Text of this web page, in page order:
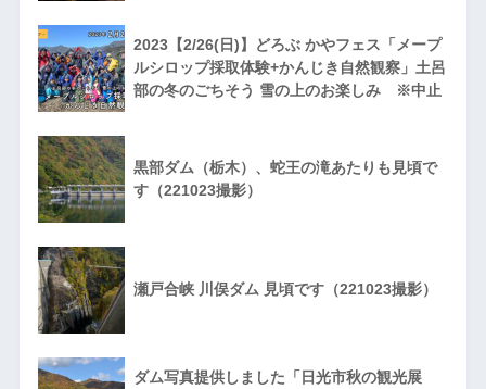
2023【2/26(日)】どろぶ かやフェス「メープ
ルシロップ採取体験+かんじき自然観察」土呂
部の冬のごちそう 雪の上のお楽しみ ※中止
黒部ダム（栃木）、蛇王の滝あたりも見頃で
す（221023撮影）
瀬戸合峡 川俣ダム 見頃です（221023撮影）
ダム写真提供しました「日光市秋の観光展